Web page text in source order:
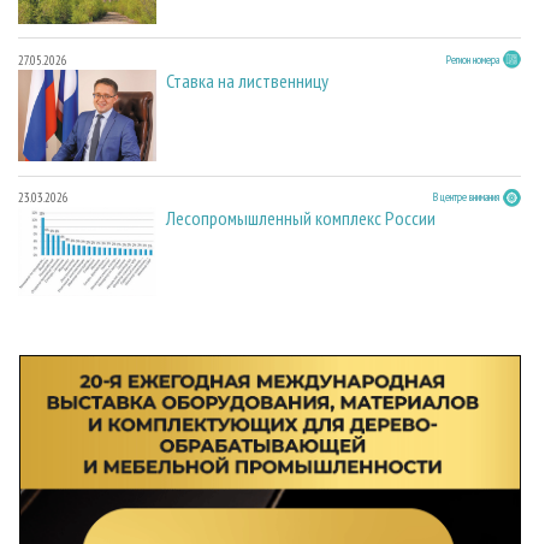
27.05.2026 Регион номера
Ставка на лиственницу
23.03.2026 В центре внимания
Лесопромышленный комплекс России